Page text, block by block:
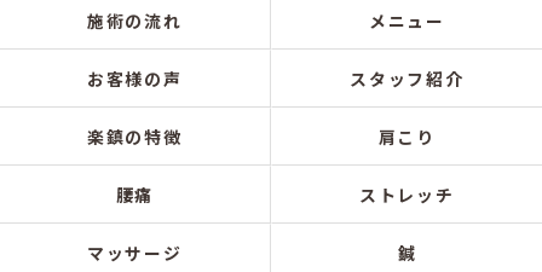
施術の流れ メニュー
お客様の声 スタッフ紹介
楽鎮の特徴 肩こり
腰痛 ストレッチ
マッサージ 鍼